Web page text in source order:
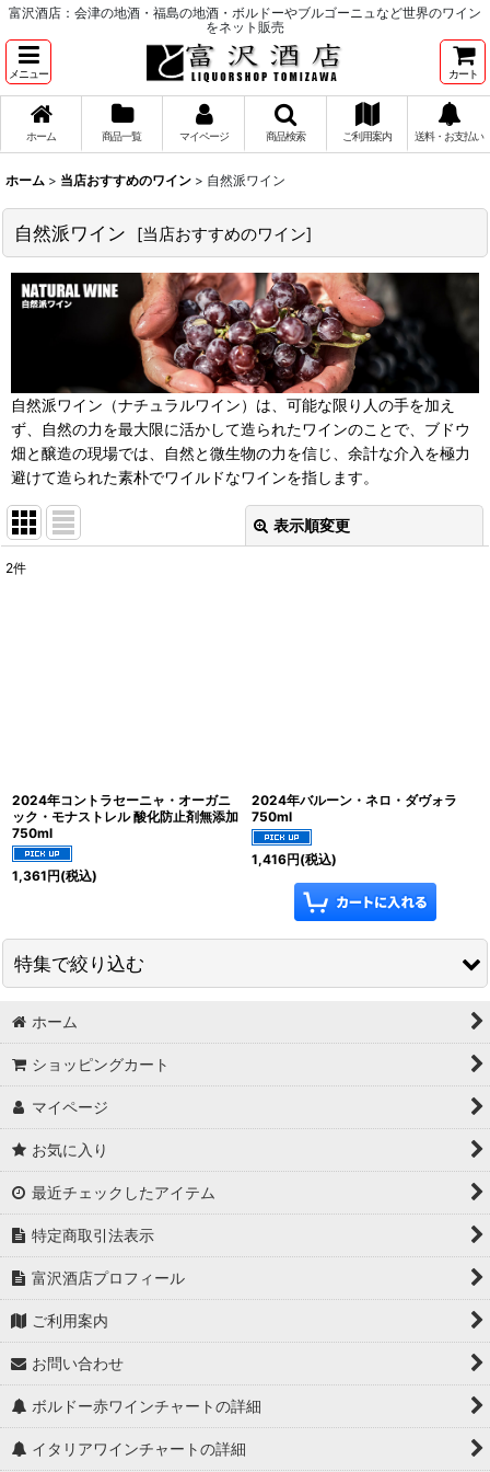
富沢酒店：会津の地酒・福島の地酒・ボルドーやブルゴーニュなど世界のワイン
をネット販売
メニュー カート
ホーム 商品一覧 マイページ 商品検索 ご利用案内 送料・お支払い
ホーム > 当店おすすめのワイン > 自然派ワイン
自然派ワイン [当店おすすめのワイン]
自然派ワイン（ナチュラルワイン）は、可能な限り人の手を加え
ず、自然の力を最大限に活かして造られたワインのことで、ブドウ
畑と醸造の現場では、自然と微生物の力を信じ、余計な介入を極力
避けて造られた素朴でワイルドなワインを指します。
表示順変更
2件
2024年コントラセーニャ・オーガニ
ック・モナストレル 酸化防止剤無添加
750ml
1,361円(税込)
2024年バルーン・ネロ・ダヴォラ
750ml
1,416円(税込)
特集で絞り込む
1990年代以前のワイン
1990年代のワイン
2000年代のワイン
テーブルワイン
自然派ワイン
日本酒と料理の相性
日本酒の豆知識
ホーム
ショッピングカート
マイページ
お気に入り
最近チェックしたアイテム
特定商取引法表示
富沢酒店プロフィール
ご利用案内
お問い合わせ
ボルドー赤ワインチャートの詳細
イタリアワインチャートの詳細